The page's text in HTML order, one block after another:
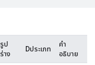
รูป
ร่าง
Dประเภท
คำ
อธิบาย